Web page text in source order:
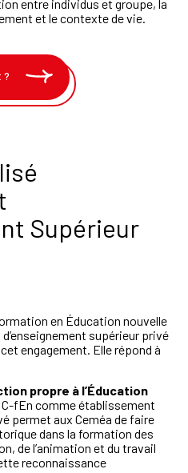
entre individus et groupe, la
et le contexte de vie.
?
Supérieur
en Éducation nouvelle
supérieur privé
engagement. Elle répond à
propre à l’Éducation
fEn comme établissement
permet aux Ceméa de faire
dans la formation des
de l’animation et du travail
reconnaissance